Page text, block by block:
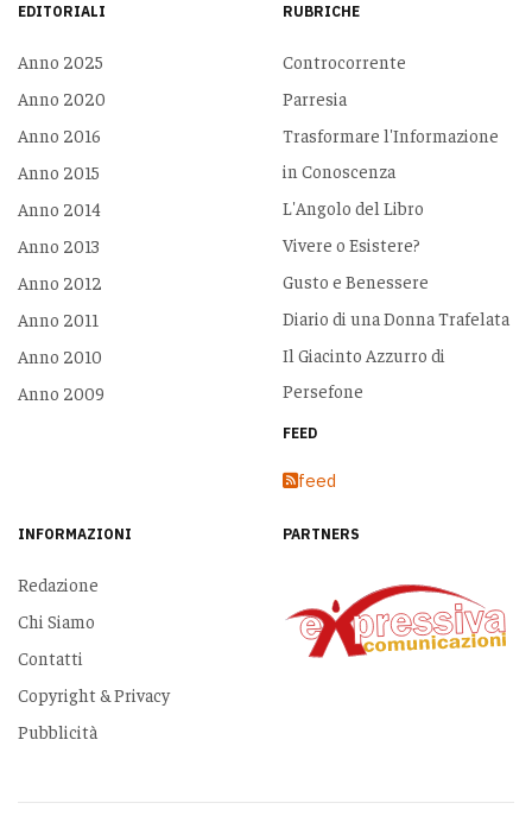
EDITORIALI
Anno 2025
Anno 2020
Anno 2016
Anno 2015
Anno 2014
Anno 2013
Anno 2012
Anno 2011
Anno 2010
Anno 2009
RUBRICHE
Controcorrente
Parresia
Trasformare l'Informazione
in Conoscenza
L'Angolo del Libro
Vivere o Esistere?
Gusto e Benessere
Diario di una Donna Trafelata
Il Giacinto Azzurro di
Persefone
FEED
feed
INFORMAZIONI
Redazione
Chi Siamo
Contatti
Copyright & Privacy
Pubblicità
PARTNERS